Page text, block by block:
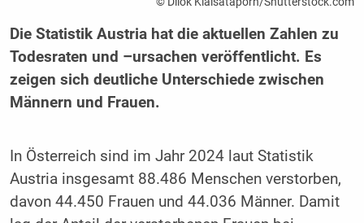
Die Statistik Austria hat die aktuellen Zahlen zu
Todesraten und –ursachen veröffentlicht. Es
zeigen sich deutliche Unterschiede zwischen
Männern und Frauen.
In Österreich sind im Jahr 2024 laut Statistik
Austria insgesamt 88.486 Menschen verstorben,
davon 44.450 Frauen und 44.036 Männer. Damit